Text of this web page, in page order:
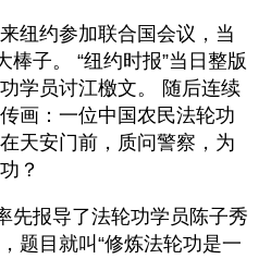
纽约参加联合国会议，当
棒子。 “纽约时报”当日整版
学员讨江檄文。 随后连续
画：一位中国农民法轮功
天安门前，质问警察，为
？
先报导了法轮功学员陈子秀
题目就叫“修炼法轮功是一